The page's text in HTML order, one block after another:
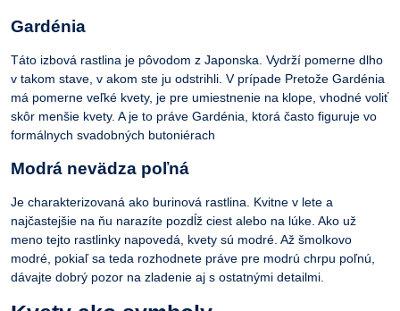
Gardénia
Táto izbová rastlina je pôvodom z Japonska. Vydrží pomerne dlho
v takom stave, v akom ste ju odstrihli. V prípade Pretože Gardénia
má pomerne veľké kvety, je pre umiestnenie na klope, vhodné voliť
skôr menšie kvety. A je to práve Gardénia, ktorá často figuruje vo
formálnych svadobných butoniérach
Modrá nevädza poľná
Je charakterizovaná ako burinová rastlina. Kvitne v lete a
najčastejšie na ňu narazíte pozdĺž ciest alebo na lúke. Ako už
meno tejto rastlinky napovedá, kvety sú modré. Až šmolkovo
modré, pokiaľ sa teda rozhodnete práve pre modrú chrpu poľnú,
dávajte dobrý pozor na zladenie aj s ostatnými detailmi.